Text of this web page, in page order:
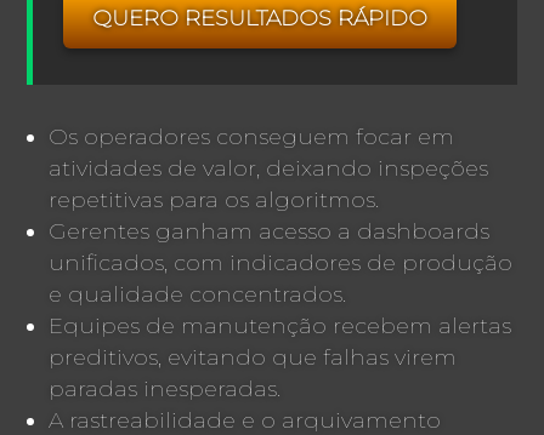
QUERO RESULTADOS RÁPIDO
Os operadores conseguem focar em
atividades de valor, deixando inspeções
repetitivas para os algoritmos.
Gerentes ganham acesso a dashboards
unificados, com indicadores de produção
e qualidade concentrados.
Equipes de manutenção recebem alertas
preditivos, evitando que falhas virem
paradas inesperadas.
A rastreabilidade e o arquivamento